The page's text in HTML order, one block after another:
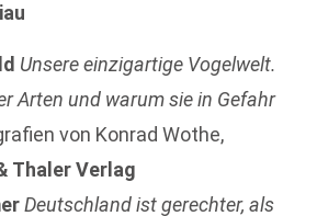
Unsere einzigartige Vogelwelt.
Arten und warum sie in Gefahr
von Konrad Wothe,
Thaler Verlag
Deutschland ist gerechter, als